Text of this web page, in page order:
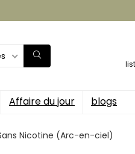
Affaire du jour blogs
Nicotine (Arc-en-ciel)